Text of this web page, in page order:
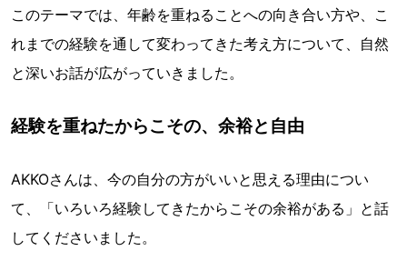
このテーマでは、年齢を重ねることへの向き合い方や、こ
れまでの経験を通して変わってきた考え方について、自然
と深いお話が広がっていきました。
経験を重ねたからこその、余裕と自由
AKKOさんは、今の自分の方がいいと思える理由につい
て、「いろいろ経験してきたからこその余裕がある」と話
してくださいました。